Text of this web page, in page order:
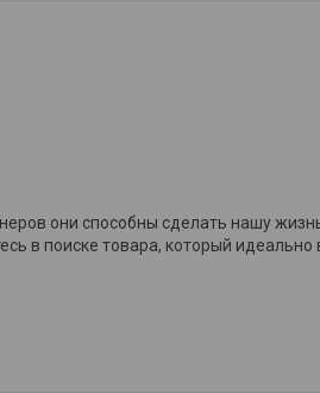
они способны сделать нашу
в поиске товара, который идеально